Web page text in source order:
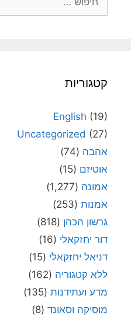
קטגוריות
English (19)
Uncategorized (27)
אהבה (74)
אוטיזם (15)
אמונה (1,277)
אמנות (253)
גרשון הכהן (818)
דור יחזקאלי (16)
דניאל יחזקאלי (15)
ללא קטגוריה (162)
מדע ועתידנות (135)
מוסיקה וסאונד (8)